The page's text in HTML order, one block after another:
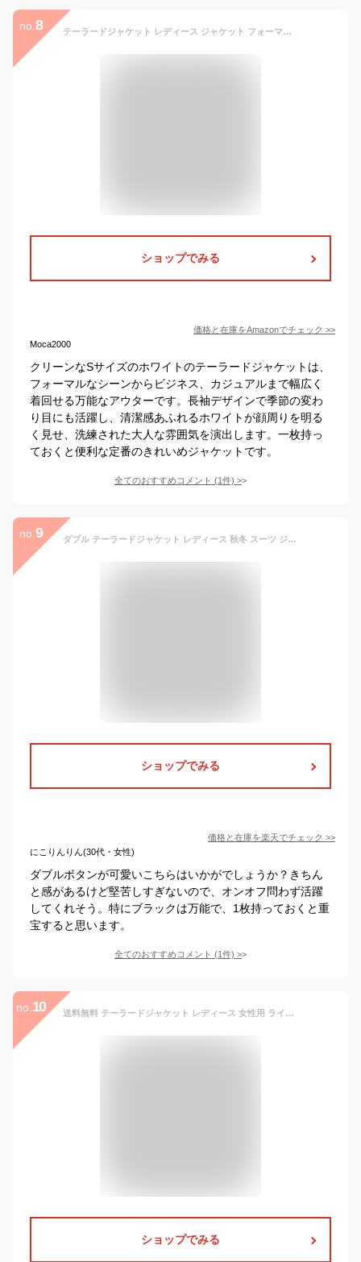
no. 8 テーラードジャケット レディース ジャケット フォーマル 長袖 アウター S ホワイト
ショップでみる
価格と在庫をAmazonでチェック >>
Moca2000
クリーンなSサイズのホワイトのテーラードジャケットは、
フォーマルなシーンからビジネス、カジュアルまで幅広く
着回せる万能なアウターです。長袖デザインで季節の変わ
り目にも活躍し、清潔感あふれるホワイトが顔周りを明る
く見せ、洗練された大人な雰囲気を演出します。一枚持っ
ておくと便利な定番のきれいめジャケットです。
全てのおすすめコメント (1件) >
no. 9 ダブル テーラードジャケット レディース 秋冬 スーツ ジャケット アウター 長袖 ゆったり 通勤 オフィスカジュアル 上着 上品 面接 女性 ol ブレザージャケット 春アウター 羽織り ビジネス 結婚式 入園式 OL 通勤 入学式 卒業式 春服 フォーマル 洋服 フォーマルスーツ
ショップでみる
価格と在庫を楽天でチェック >>
にこりんりん(30代・女性)
ダブルボタンが可愛いこちらはいかがでしょうか？きちん
と感があるけど堅苦しすぎないので、オンオフ問わず活躍
してくれそう。特にブラックは万能で、1枚持っておくと重
宝すると思います。
全てのおすすめコメント (1件) >
no. 10 送料無料 テーラードジャケット レディース 女性用 ライトアウター 無地 大きいサイズ ポケット付き おしゃれ 通勤 オフィス 入学式 卒業式 結婚式 二次会 パーティー フォーマル ブラック ホワイト ピンク ブルー ワインレッド 黒 白 青 赤
ショップでみる